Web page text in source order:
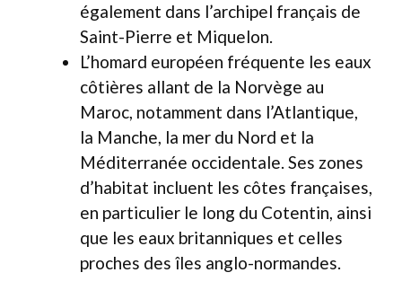
également dans l’archipel français de
Saint-Pierre et Miquelon.
L’homard européen fréquente les eaux
côtières allant de la Norvège au
Maroc, notamment dans l’Atlantique,
la Manche, la mer du Nord et la
Méditerranée occidentale. Ses zones
d’habitat incluent les côtes françaises,
en particulier le long du Cotentin, ainsi
que les eaux britanniques et celles
proches des îles anglo-normandes.